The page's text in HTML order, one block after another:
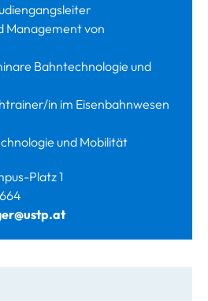
Management von
Bahntechnologie und
in im Eisenbahnwesen
und Mobilität
Platz 1